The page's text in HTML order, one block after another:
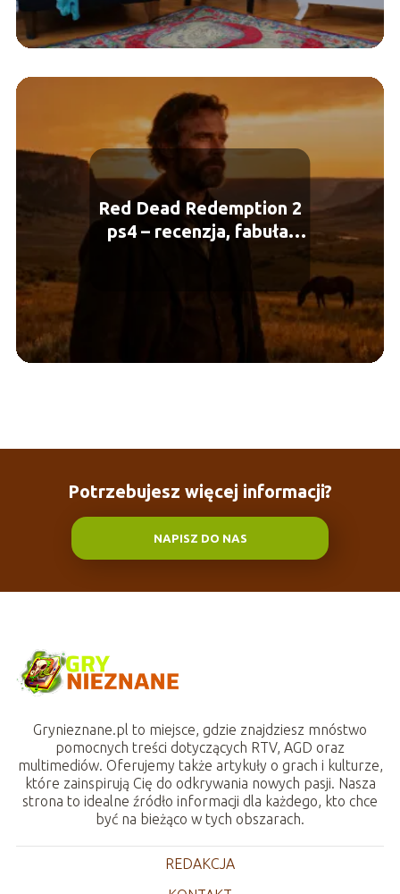
Red Dead Redemption 2
ps4 – recenzja, fabuła,
wymagania
Potrzebujesz więcej informacji?
NAPISZ DO NAS
Grynieznane.pl to miejsce, gdzie znajdziesz mnóstwo
pomocnych treści dotyczących RTV, AGD oraz
multimediów. Oferujemy także artykuły o grach i kulturze,
które zainspirują Cię do odkrywania nowych pasji. Nasza
strona to idealne źródło informacji dla każdego, kto chce
być na bieżąco w tych obszarach.
REDAKCJA